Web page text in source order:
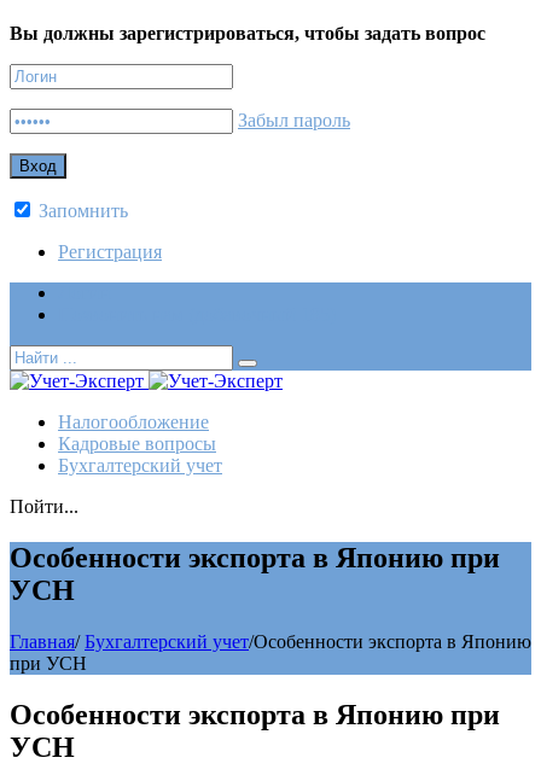
Вы должны зарегистрироваться, чтобы задать вопрос
Забыл пароль
Запомнить
Регистрация
Налогообложение
Кадровые вопросы
Бухгалтерский учет
Пойти...
Особенности экспорта в Японию при
УСН
Главная/ Бухгалтерский учет/Особенности экспорта в Японию
при УСН
Особенности экспорта в Японию при
УСН